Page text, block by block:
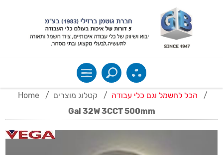
Home / קטלוג מוצרים / הכל לחשמל וגם כלי עבודה
/
Gal 32W 3CCT 500mm